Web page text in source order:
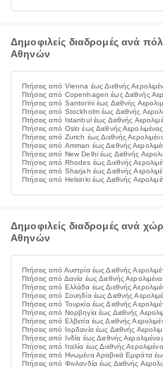
Δημοφιλείς διαδρομές ανά
Αθηνών
Πτήσεις από Vienna έως Διεθνής
Πτήσεις από Copenhagen έως Διεθνής
Πτήσεις από Santorini έως Διεθνής
Πτήσεις από Stockholm έως Διεθνής
Πτήσεις από Istanbul έως Διεθνής
Πτήσεις από Oslo έως Διεθνής
Πτήσεις από Zurich έως Διεθνής
Πτήσεις από Amman έως Διεθνής
Πτήσεις από New Delhi έως Διεθνής
Πτήσεις από Rhodes έως Διεθνής
Πτήσεις από Sharjah έως Διεθνής
Πτήσεις από Helsinki έως Διεθνής
Δημοφιλείς διαδρομές ανά
Αθηνών
Πτήσεις από Αυστρία έως Διεθνής
Πτήσεις από Δανία έως Διεθνής
Πτήσεις από Ελλάδα έως Διεθνής
Πτήσεις από Σουηδία έως Διεθνής
Πτήσεις από Τουρκία έως Διεθνής
Πτήσεις από Νορβηγία έως Διεθνής
Πτήσεις από Ελβετία έως Διεθνής
Πτήσεις από Ιορδανία έως Διεθνής
Πτήσεις από Ινδία έως Διεθνής
Πτήσεις από Ιταλία έως Διεθνής
Πτήσεις από Ηνωμένα Αραβικά Εμιράτα
Πτήσεις από Φινλανδία έως Διεθνής